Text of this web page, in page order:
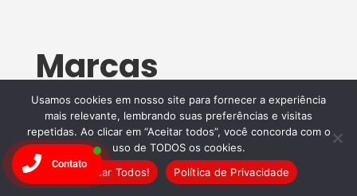
Marcas
Especialistas em
Manutenção
Wandertec
Usamos cookies em nosso site para fornecer a experiência
mais relevante, lembrando suas preferências e visitas
repetidas. Ao clicar em “Aceitar todos”, você concorda com o
uso de TODOS os cookies.
Aceitar Todos!
Política de Privacidade
Contato